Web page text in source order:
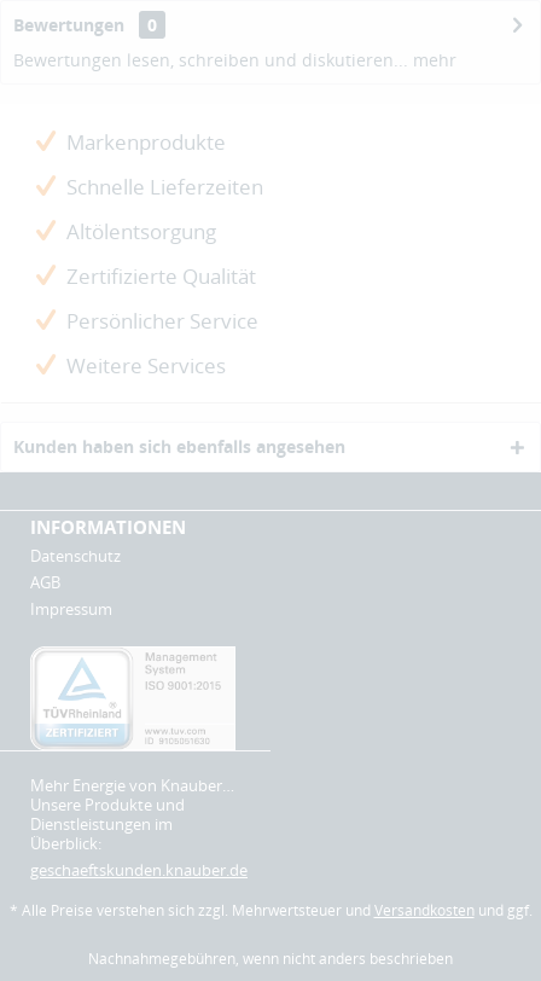
Bewertungen
0
Bewertungen lesen, schreiben und diskutieren... mehr
Markenprodukte
Schnelle Lieferzeiten
Altölentsorgung
Zertifizierte Qualität
Persönlicher Service
Weitere Services
Kunden haben sich ebenfalls angesehen
INFORMATIONEN
Datenschutz
AGB
Impressum
Mehr Energie von Knauber…
Unsere Produkte und
Dienstleistungen im
Überblick:
geschaeftskunden.knauber.de
* Alle Preise verstehen sich zzgl. Mehrwertsteuer und Versandkosten und ggf.
Nachnahmegebühren, wenn nicht anders beschrieben